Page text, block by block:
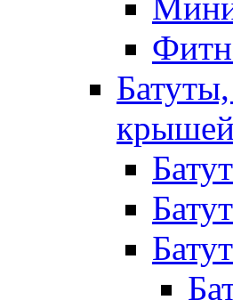
крышей